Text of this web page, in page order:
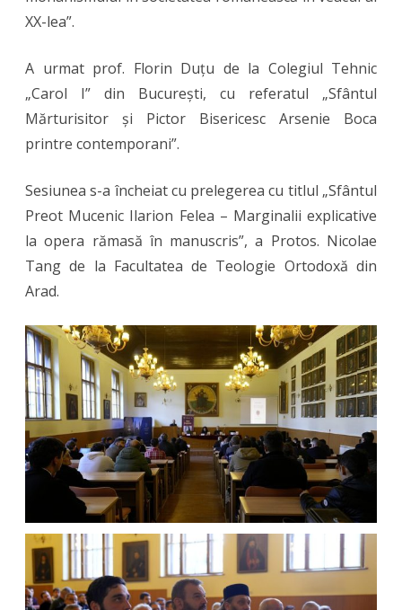
XX-lea”.
A urmat prof. Florin Duțu de la Colegiul Tehnic
„Carol I” din București, cu referatul „Sfântul
Mărturisitor și Pictor Bisericesc Arsenie Boca
printre contemporani”.
Sesiunea s-a încheiat cu prelegerea cu titlul „Sfântul
Preot Mucenic Ilarion Felea – Marginalii explicative
la opera rămasă în manuscris”, a Protos. Nicolae
Tang de la Facultatea de Teologie Ortodoxă din
Arad.